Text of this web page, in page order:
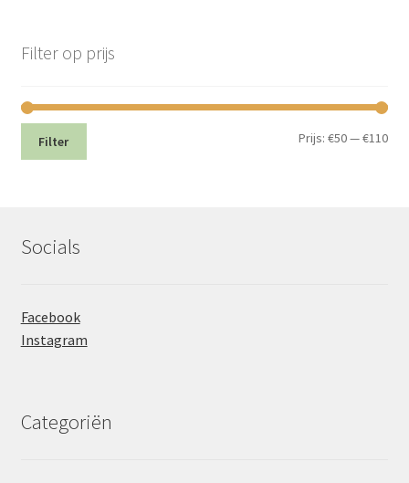
Filter op prijs
Min.
Filter Prijs:€50—€110
Socials
Facebook
Instagram
Categoriën